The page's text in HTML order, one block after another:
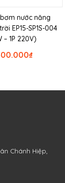
nước năng
EP15-SP1S-004
– 1P 220V)
₫
Chánh Hiệp,